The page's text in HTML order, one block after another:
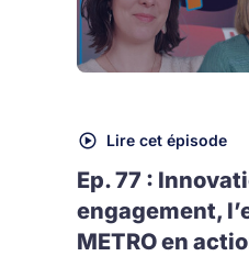
Lire cet épisode
Ep. 77 :
engagement,
METRO en